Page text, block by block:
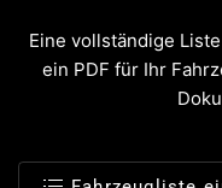
Eine vollständige
ein PDF für Ihr